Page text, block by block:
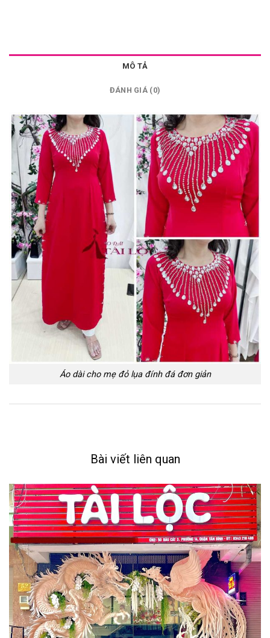
MÔ TẢ
ĐÁNH GIÁ (0)
Áo dài cho mẹ đỏ lụa đính đá đơn giản
Bài viết liên quan